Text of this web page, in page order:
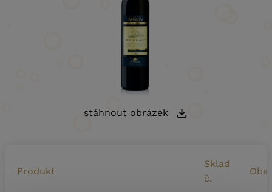
stáhnout obrázek
Produkt
Sklad
č.